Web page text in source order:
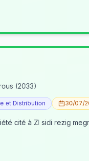
(2033)
et Distribution 30/07/
des jeunes pour occuper le